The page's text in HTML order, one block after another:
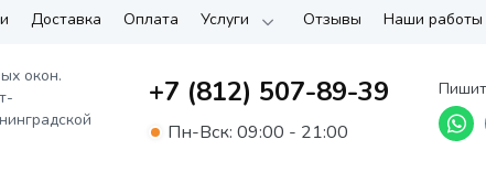
окон.
+7 (812) 507-89-39
Пн-Вск: 09:00 - 21:00
Доставка Оплата Услуги Отзывы Наши работы